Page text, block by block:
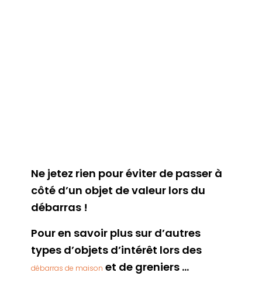
Ne jetez rien pour éviter de passer à
côté d’un objet de valeur lors du
débarras !
Pour en savoir plus sur d’autres
types d’objets d’intérêt lors des
débarras de maison et de greniers …